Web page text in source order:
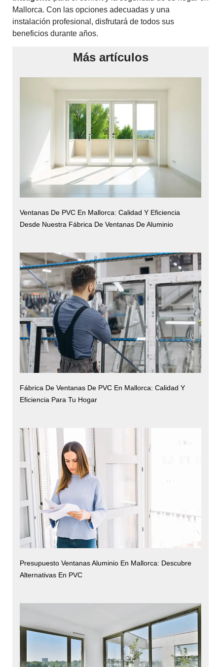
Mallorca. Con las opciones adecuadas y una
instalación profesional, disfrutará de todos sus
beneficios durante años.
Más artículos
Ventanas De PVC En Mallorca: Calidad Y Eficiencia
Desde Nuestra Fábrica De Ventanas De Aluminio
Fábrica De Ventanas De PVC En Mallorca: Calidad Y
Eficiencia Para Tu Hogar
Presupuesto Ventanas Aluminio En Mallorca: Descubre
Alternativas En PVC